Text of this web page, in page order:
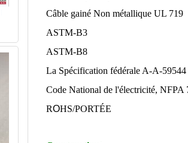
Câble gainé Non métallique UL 719
ASTM-B3
ASTM-B8
La Spécification fédérale A-A-59544
Code National de l'électricité, NFPA
ROHS/PORTÉE